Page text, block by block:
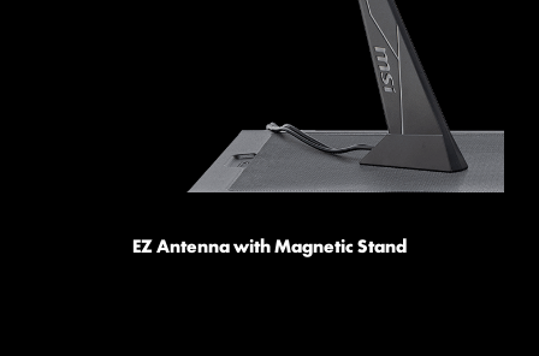
Pump Fan
EZ Antenna with Magnetic Stand
STEEL ARMOR II
Compared to the previous
generation, Steel Armor II's
weight endurance has
increased by 21%, ensuring
excellent signal transmission